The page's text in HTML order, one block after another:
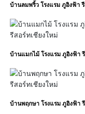
บ้านลมพริ้ว โรงแรม ภูอิงฟ้า
บ้านแมกไม้ โรงแรม ภูอิงฟ้า
บ้านพฤกษา โรงแรม ภูอิงฟ้า